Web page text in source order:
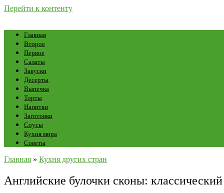
Перейти к контенту
Главная
Второе
Первое
Салаты
Закуски
Десерты
Выпечка
Торты
Напитки
Заготовки
Соусы
Кухня мира
Советы
Главная » Кухня других стран
Английские булочки сконы: